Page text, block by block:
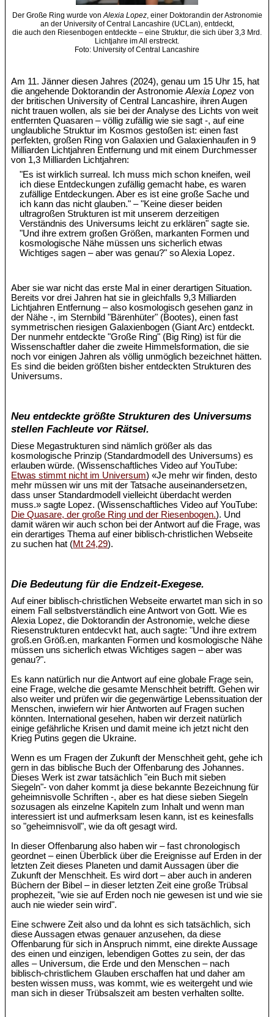
Der Große Ring wurde von Alexia Lopez, einer Doktorandin der Astronomie
an der University of Central Lancashire (UCLan), entdeckt,
die auch den Riesenbogen entdeckte – eine Struktur, die sich über 3,3 Mrd.
Lichtjahre im All erstreckt.
Foto: University of Central Lancashire
Am 11. Jänner diesen Jahres (2024), genau um 15 Uhr 15, hat
die angehende Doktorandin der AstronomieAlexia Lopez von
der britischen University of Central Lancashire, ihren Augen
nicht trauen wollen, als sie bei der Analyse des Lichts von weit
entfernten Quasaren – völlig zufällig wie sie sagt -, auf eine
unglaubliche Struktur im Kosmos gestoßen ist: einen fast
perfekten, großen Ring von Galaxien und Galaxienhaufen in 9
Milliarden Lichtjahren Entfernung und mit einem Durchmesser
von 1,3 Milliarden Lichtjahren:
"Es ist wirklich surreal. Ich muss mich schon kneifen, weil
ich diese Entdeckungen zufällig gemacht habe, es waren
zufällige Entdeckungen. Aber es ist eine große Sache und
ich kann das nicht glauben." – "Keine dieser beiden
ultragroßen Strukturen ist mit unserem derzeitigen
Verständnis des Universums leicht zu erklären" sagte sie.
"Und ihre extrem großen Größen, markanten Formen und
kosmologische Nähe müssen uns sicherlich etwas
Wichtiges sagen – aber was genau?" so Alexia Lopez.
Aber sie war nicht das erste Mal in einer derartigen Situation.
Bereits vor drei Jahren hat sie in gleichfalls 9,3 Milliarden
Lichtjahren Entfernung – also kosmologisch gesehen ganz in
der Nähe -, im Sternbild "Bärenhüter" (Bootes), einen fast
symmetrischen riesigen Galaxienbogen (Giant Arc) entdeckt.
Der nunmehr entdeckte "Große Ring" (Big Ring) ist für die
Wissenschaftler daher die zweite Himmelsformation, die sie
noch vor einigen Jahren als völlig unmöglich bezeichnet hätten.
Es sind die beiden größten bisher entdeckten Strukturen des
Universums.
Neu entdeckte größte Strukturen des Universums
stellen Fachleute vor Rätsel.
Diese Megastrukturen sind nämlich größer als das
kosmologische Prinzip (Standardmodell des Universums) es
erlauben würde. (Wissenschaftliches Video auf YouTube:
Etwas stimmt nicht im Universum) «Je mehr wir finden, desto
mehr müssen wir uns mit der Tatsache auseinandersetzen,
dass unser Standardmodell vielleicht überdacht werden
muss.» sagte Lopez. (Wissenschaftliches Video auf YouTube:
Die Quasare, der große Ring und der Riesenbogen.). Und
damit wären wir auch schon bei der Antwort auf die Frage, was
ein derartiges Thema auf einer biblisch-christlichen Webseite
zu suchen hat (Mt 24,29).
Die Bedeutung für die Endzeit-Exegese.
Auf einer biblisch-christlichen Webseite erwartet man sich in so
einem Fall selbstverständlich eine Antwort von Gott. Wie es
Alexia Lopez, die Doktorandin der Astronomie, welche diese
Riesenstrukturen entdecvkt hat, auch sagte: "Und ihre extrem
groß.en Größ.en, markanten Formen und kosmologische Nähe
müssen uns sicherlich etwas Wichtiges sagen – aber was
genau?".
Es kann natürlich nur die Antwort auf eine globale Frage sein,
eine Frage, welche die gesamte Menschheit betrifft. Gehen wir
also weiter und prüfen wir die gegenwärtige Lebenssituation der
Menschen, inwiefern wir hier Antworten auf Fragen suchen
könnten. International gesehen, haben wir derzeit natürlich
einige gefährliche Krisen und damit meine ich jetzt nicht den
Krieg Putins gegen die Ukraine.
Wenn es um Fragen der Zukunft der Menschheit geht, gehe ich
gern in das biblische Buch der Offenbarung des Johannes.
Dieses Werk ist zwar tatsächlich "ein Buch mit sieben
Siegeln"- von daher kommt ja diese bekannte Bezeichnung für
geheimnisvolle Schriften -, aber es hat diese sieben Siegeln
sozusagen als einzelne Kapiteln zum Inhalt und wenn man
interessiert ist und aufmerksam lesen kann, ist es keinesfalls
so "geheimnisvoll", wie da oft gesagt wird.
In dieser Offenbarung also haben wir – fast chronologisch
geordnet – einen Überblick über die Ereignisse auf Erden in der
letzten Zeit dieses Planeten und damit Aussagen über die
Zukunft der Menschheit. Es wird dort – aber auch in anderen
Büchern der Bibel – in dieser letzten Zeit eine große Trübsal
prophezeit, "wie sie auf Erden noch nie gewesen ist und wie sie
auch nie wieder sein wird".
Eine schwere Zeit also und da lohnt es sich tatsächlich, sich
diese Aussagen etwas genauer anzusehen, da diese
Offenbarung für sich in Anspruch nimmt, eine direkte Aussage
des einen und einzigen, lebendigen Gottes zu sein, der das
alles – Universum, die Erde und den Menschen – nach
biblisch-christlichem Glauben erschaffen hat und daher am
besten wissen muss, was kommt, wie es weitergeht und wie
man sich in dieser Trübsalszeit am besten verhalten sollte.